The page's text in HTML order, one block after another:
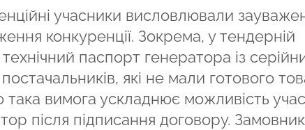
учасники висловлювали
конкуренції. Зокрема, у тендерній
паспорт генератора із
які не мали готового
вимога ускладнює можливість
після підписання договору. Замовник